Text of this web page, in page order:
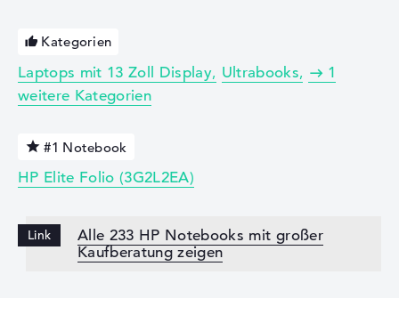
Kategorien
Laptops mit 13 Zoll Display Ultrabooks
1
weitere Kategorien
#1 Notebook
HP Elite Folio (3G2L2EA)
Alle 233 HP Notebooks mit großer
Kaufberatung zeigen